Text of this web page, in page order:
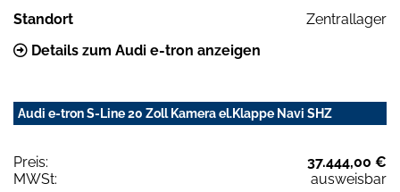
Standort
Zentrallager
Details zum Audi e-tron anzeigen
Audi e-tron S-Line 20 Zoll Kamera el.Klappe Navi SHZ
Preis:
37.444,00 €
MWSt:
ausweisbar